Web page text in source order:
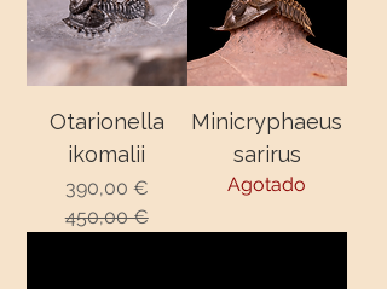
Otarionella
ikomalii
Precio
450,00 €Precio de oferta
390,00 €
Minicryphaeus
sarirus
Agotado